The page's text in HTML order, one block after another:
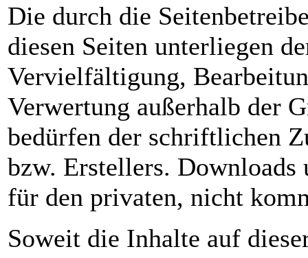
Die durch die
diesen Seiten unterliegen
Vervielfältigung,
Verwertung außerhalb der
bedürfen der schriftlichen
bzw. Erstellers. Downloads
für den privaten, nicht
Soweit die Inhalte auf